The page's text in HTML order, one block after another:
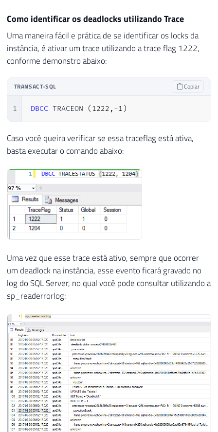
Como identificar os deadlocks utilizando Trace
Uma maneira fácil e prática de se identificar os locks da
instância, é ativar um trace utilizando a trace flag 1222,
conforme demonstro abaixo:
TRANSACT-SQL Copiar
1 DBCC TRACEON ( 1222 , -1 )
Caso você queira verificar se essa traceflag está ativa,
basta executar o comando abaixo:
Uma vez que esse trace está ativo, sempre que ocorrer
um deadlock na instância, esse evento ficará gravado no
log do SQL Server, no qual você pode consultar utilizando a
sp_readerrorlog: